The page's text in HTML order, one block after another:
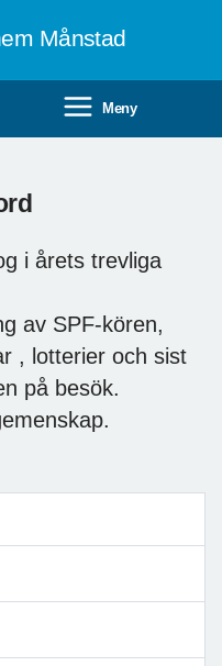
Månstad
Meny
i årets trevliga
av SPF-kören,
, lotterier och sist
på besök.